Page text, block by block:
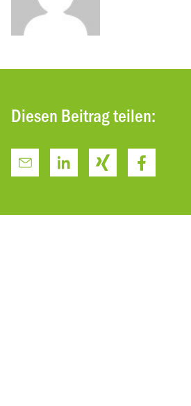
Diesen Beitrag teilen: